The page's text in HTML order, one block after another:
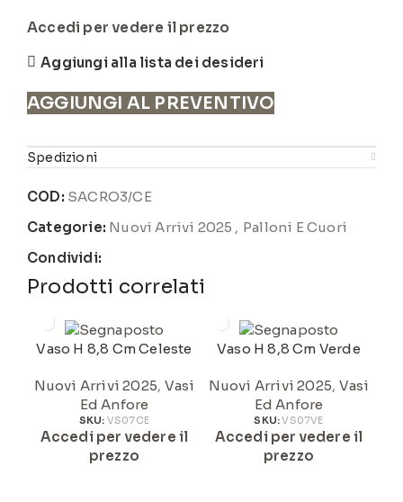
Accedi per vedere il prezzo
Aggiungi alla lista dei desideri
AGGIUNGI AL PREVENTIVO
Spedizioni
COD: SACRO3/CE
Categorie: Nuovi Arrivi 2025 , Palloni E Cuori
Condividi:
Prodotti correlati
Vaso H 8,8 Cm Celeste
Nuovi Arrivi 2025, Vasi
Ed Anfore
SKU: VS07CE
Accedi per vedere il
prezzo
Vaso H 8,8 Cm Verde
Nuovi Arrivi 2025, Vasi
Ed Anfore
SKU:VS07VE
Accedi per vedere il
prezzo